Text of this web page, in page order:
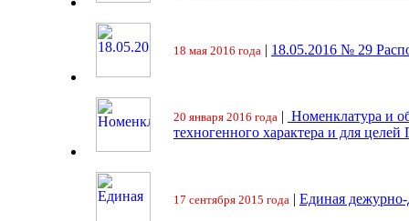
18 мая 2016 года | 18.05.2016 № 29
20 января 2016 года | Номенклатура и
техногенного характера и для целей
17 сентября 2015 года | Единая